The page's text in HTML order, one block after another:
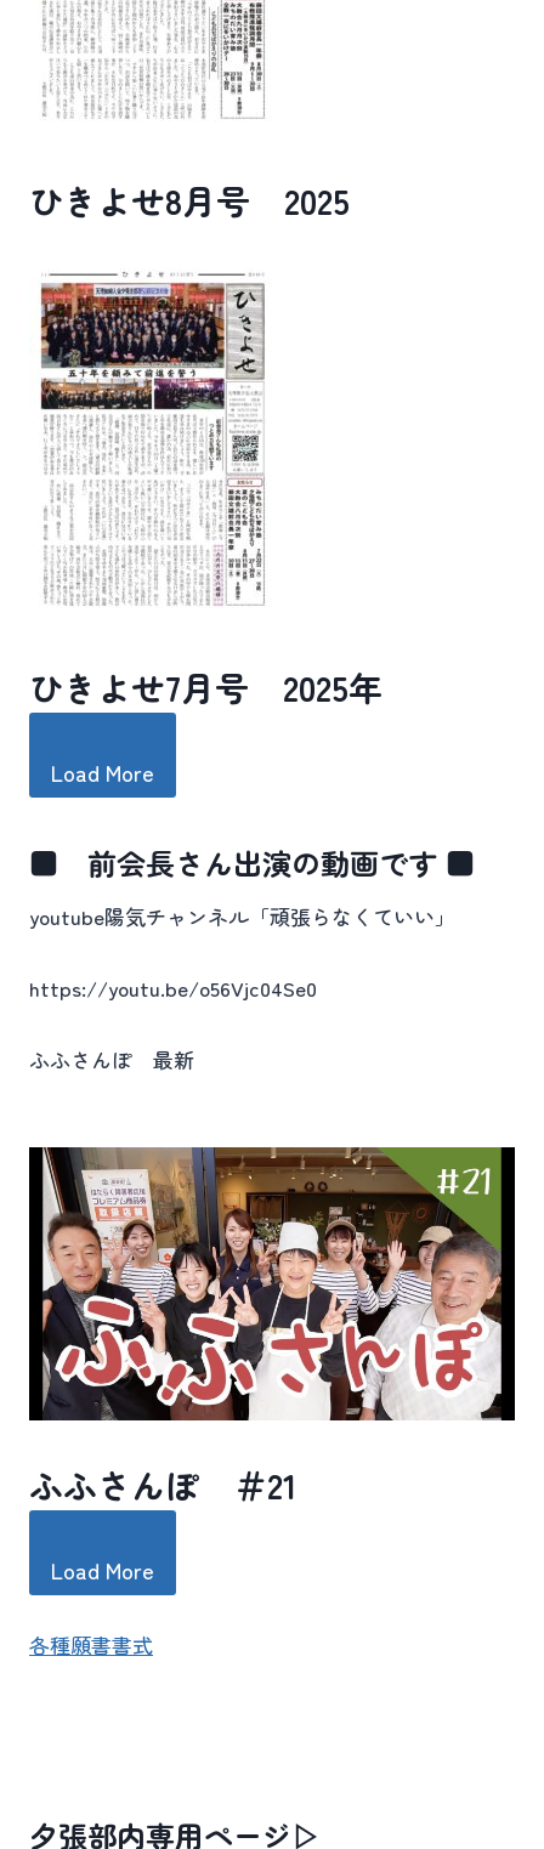
ひきよせ8月号 2025
ひきよせ7月号 2025年
Load More
■ 前会長さん出演の動画です ■
youtube陽気チャンネル「頑張らなくていい」
https://youtu.be/o56Vjc04Se0
ふふさんぽ 最新
ふふさんぽ ＃21
Load More
各種願書書式
夕張部内専用ページ▷